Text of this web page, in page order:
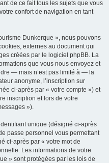
de ce fait tous les sujets que vous
confort de navigation en tant
Dunkerque », nous pouvons
externes au document qui
créées par le logiciel phpBB. La
que vous nous envoyez et
— mais n’est pas limité à — la
anonyme, l’inscription sur
ci-après par « votre compte ») et
inscription et lors de votre
»).
unique (désigné ci-après
passe personnel vous permettant
ci-après par « votre mot de
Les informations de votre
» sont protégées par les lois de